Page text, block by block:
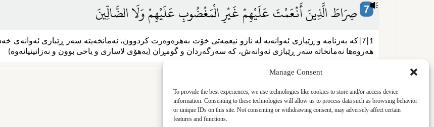
Manage Consent
To provide the best experiences, we use technologies like cookies to store and/or access device
information. Consenting to these technologies will allow us to process data such as browsing behavior
or unique IDs on this site. Not consenting or withdrawing consent, may adversely affect certain
features and functions.
7 صِرَاطَ الَّذِينَ أَنْعَمْتَ عَلَيْهِمْ غَيْرِ الْمَغْضُوبِ عَلَيْهِمْ وَلَا الضَّالِّينَ
1|7|که به‌رنامه و ڕێبازی ئه‌وانه‌یه له نازو نیعمه‌تی خۆت به‌هره‌وه‌رت کردوون، نه‌مانخه‌یته سه‌ر ڕێبازی ئه‌وانه‌ی
هه‌روه‌ها نه‌مانخاته سه‌ر ڕێبازی ئه‌وانه‌ش، که سه‌رگه‌ردان و گومڕان (به‌هۆی لاساری و یاخی بوون و نه‌زانینیانه‌وه‌)